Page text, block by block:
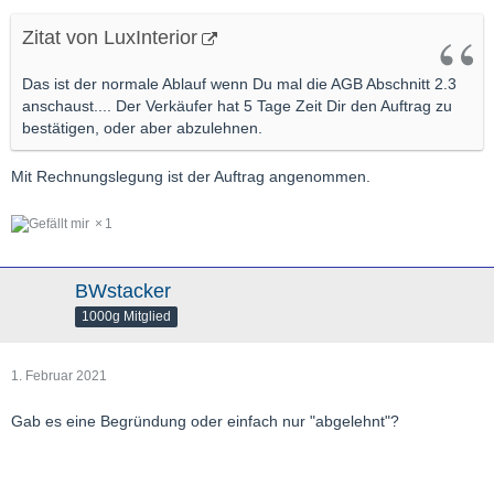
Zitat von LuxInterior
Das ist der normale Ablauf wenn Du mal die AGB Abschnitt 2.3
anschaust.... Der Verkäufer hat 5 Tage Zeit Dir den Auftrag zu
bestätigen, oder aber abzulehnen.
Mit Rechnungslegung ist der Auftrag angenommen.
1
BWstacker
1000g Mitglied
1. Februar 2021
Gab es eine Begründung oder einfach nur "abgelehnt"?